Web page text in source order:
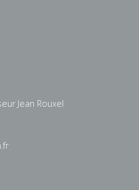
Jean Rouxel